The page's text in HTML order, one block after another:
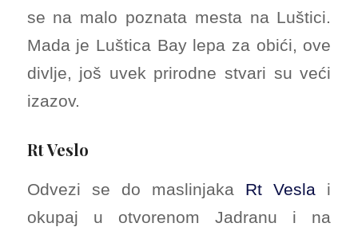
se na malo poznata mesta na Luštici.
Mada je Luštica Bay lepa za obići, ove
divlje, još uvek prirodne stvari su veći
izazov.
Rt Veslo
Odvezi se do maslinjaka Rt Vesla i
okupaj u otvorenom Jadranu i na